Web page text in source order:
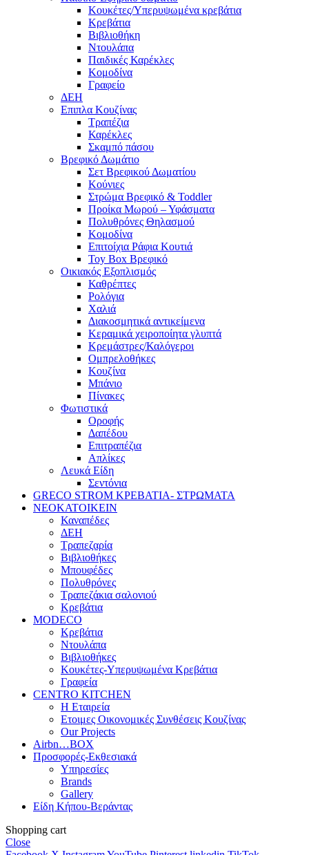
Κουκέτες/Υπερυψωμένα κρεβάτια
Κρεβάτια
Βιβλιοθήκη
Ντουλάπα
Παιδικές Καρέκλες
Κομοδίνα
Γραφείο
ΔΕΗ
Επιπλα Κουζίνας
Τραπέζια
Καρέκλες
Σκαμπό πάσου
Βρεφικό Δωμάτιο
Σετ Βρεφικού Δωματίου
Κούνιες
Στρώμα Βρεφικό & Toddler
Προίκα Μωρού – Υφάσματα
Πολυθρόνες Θηλασμού
Κομοδίνα
Επιτοίχια Ράφια Κουτιά
Toy Box Βρεφικό
Οικιακός Εξοπλισμός
Καθρέπτες
Ρολόγια
Χαλιά
Διακοσμητικά αντικείμενα
Κεραμικά χειροποίητα γλυπτά
Κρεμάστρες/Καλόγεροι
Ομπρελοθήκες
Κουζίνα
Μπάνιο
Πίνακες
Φωτιστικά
Οροφής
Δαπέδου
Επιτραπέζια
Απλίκες
Λευκά Είδη
Σεντόνια
GRECO STROM ΚΡΕΒΑΤΙΑ- ΣΤΡΩΜΑΤΑ
ΝΕΟΚΑΤΟΙΚΕΙΝ
Καναπέδες
ΔΕΗ
Τραπεζαρία
Βιβλιοθήκες
Μπουφέδες
Πολυθρόνες
Τραπεζάκια σαλονιού
Κρεβάτια
MODECO
Κρεβάτια
Ντουλάπα
Βιβλιοθήκες
Κουκέτες-Υπερυψωμένα Κρεβάτια
Γραφεία
CENTRO KITCHEN
Η Εταιρεία
Ετοιμες Οικονομικές Συνθέσεις Κουζίνας
Our Projects
Airbn…BOX
Προσφορές-Εκθεσιακά
Υπηρεσίες
Brands
Gallery
Είδη Κήπου-Βεράντας
Shopping cart
Close